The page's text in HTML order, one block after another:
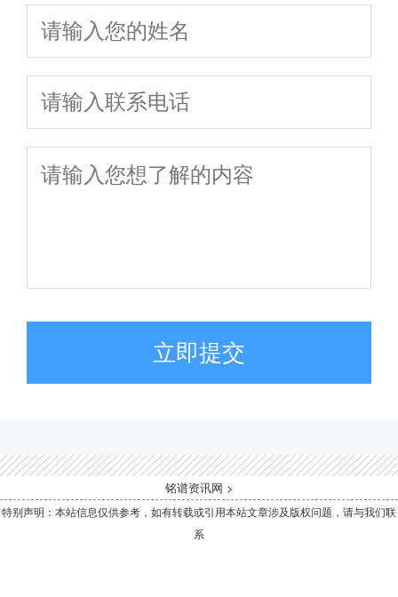
立即提交
铭谱资讯网 >
特别声明：本站信息仅供参考，如有转载或引用本站文章涉及版权问题，请与我们联
系